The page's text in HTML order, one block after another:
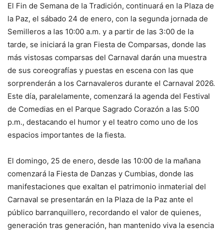
El Fin de Semana de la Tradición, continuará en la Plaza de
la Paz, el sábado 24 de enero, con la segunda jornada de
Semilleros a las 10:00 a.m. y a partir de las 3:00 de la
tarde, se iniciará la gran Fiesta de Comparsas, donde las
más vistosas comparsas del Carnaval darán una muestra
de sus coreografías y puestas en escena con las que
sorprenderán a los Carnavaleros durante el Carnaval 2026.
Este día, paralelamente, comenzará la agenda del Festival
de Comedias en el Parque Sagrado Corazón a las 5:00
p.m., destacando el humor y el teatro como uno de los
espacios importantes de la fiesta.
El domingo, 25 de enero, desde las 10:00 de la mañana
comenzará la Fiesta de Danzas y Cumbias, donde las
manifestaciones que exaltan el patrimonio inmaterial del
Carnaval se presentarán en la Plaza de la Paz ante el
público barranquillero, recordando el valor de quienes,
generación tras generación, han mantenido viva la esencia